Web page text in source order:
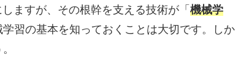
ますが、その根幹を支える技術が「 機械学
習の基本を知っておくことは大切です。しか